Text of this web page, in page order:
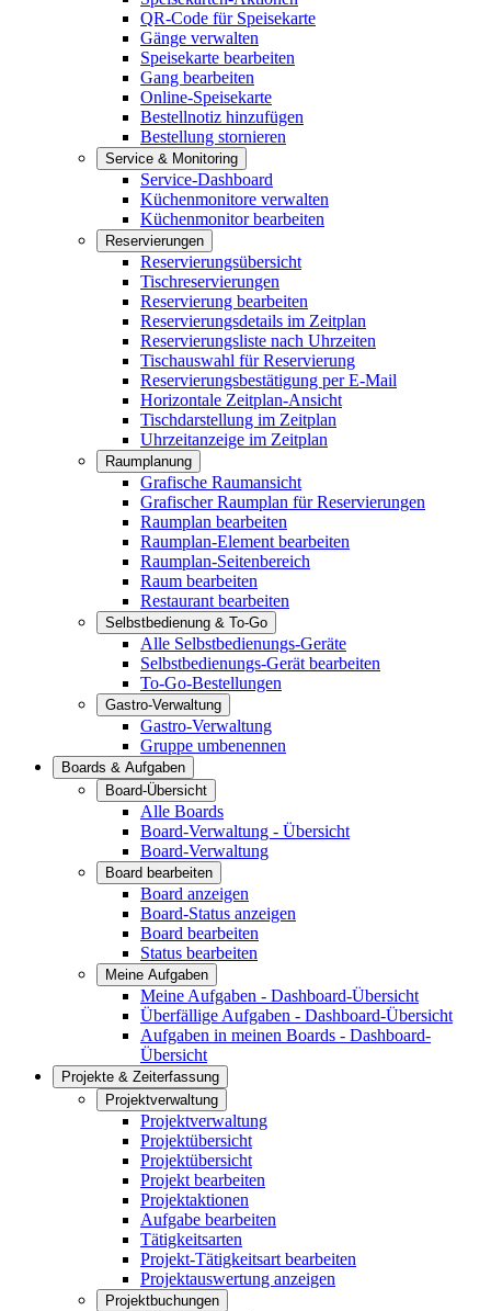
QR-Code für Speisekarte
Gänge verwalten
Speisekarte bearbeiten
Gang bearbeiten
Online-Speisekarte
Bestellnotiz hinzufügen
Bestellung stornieren
Service & Monitoring
Service-Dashboard
Küchenmonitore verwalten
Küchenmonitor bearbeiten
Reservierungen
Reservierungsübersicht
Tischreservierungen
Reservierung bearbeiten
Reservierungsdetails im Zeitplan
Reservierungsliste nach Uhrzeiten
Tischauswahl für Reservierung
Reservierungsbestätigung per E-Mail
Horizontale Zeitplan-Ansicht
Tischdarstellung im Zeitplan
Uhrzeitanzeige im Zeitplan
Raumplanung
Grafische Raumansicht
Grafischer Raumplan für Reservierungen
Raumplan bearbeiten
Raumplan-Element bearbeiten
Raumplan-Seitenbereich
Raum bearbeiten
Restaurant bearbeiten
Selbstbedienung & To-Go
Alle Selbstbedienungs-Geräte
Selbstbedienungs-Gerät bearbeiten
To-Go-Bestellungen
Gastro-Verwaltung
Gastro-Verwaltung
Gruppe umbenennen
Boards & Aufgaben
Board-Übersicht
Alle Boards
Board-Verwaltung - Übersicht
Board-Verwaltung
Board bearbeiten
Board anzeigen
Board-Status anzeigen
Board bearbeiten
Status bearbeiten
Meine Aufgaben
Meine Aufgaben - Dashboard-Übersicht
Überfällige Aufgaben - Dashboard-Übersicht
Aufgaben in meinen Boards - Dashboard-
Übersicht
Projekte & Zeiterfassung
Projektverwaltung
Projektverwaltung
Projektübersicht
Projektübersicht
Projekt bearbeiten
Projektaktionen
Aufgabe bearbeiten
Tätigkeitsarten
Projekt-Tätigkeitsart bearbeiten
Projektauswertung anzeigen
Projektbuchungen